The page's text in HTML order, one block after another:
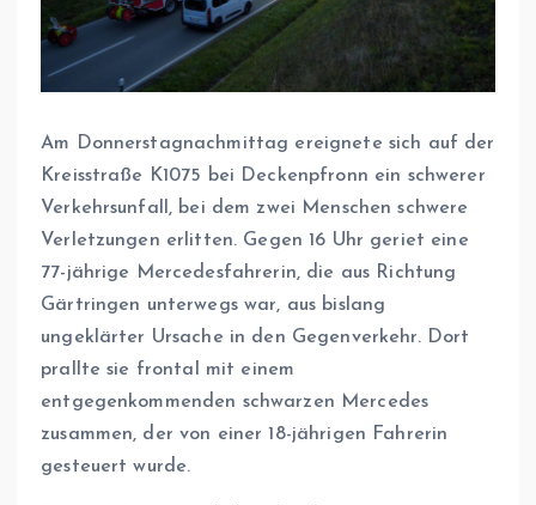
Am Donnerstagnachmittag ereignete sich auf der
Kreisstraße K1075 bei Deckenpfronn ein schwerer
Verkehrsunfall, bei dem zwei Menschen schwere
Verletzungen erlitten. Gegen 16 Uhr geriet eine
77-jährige Mercedesfahrerin, die aus Richtung
Gärtringen unterwegs war, aus bislang
ungeklärter Ursache in den Gegenverkehr. Dort
prallte sie frontal mit einem
entgegenkommenden schwarzen Mercedes
zusammen, der von einer 18-jährigen Fahrerin
gesteuert wurde.